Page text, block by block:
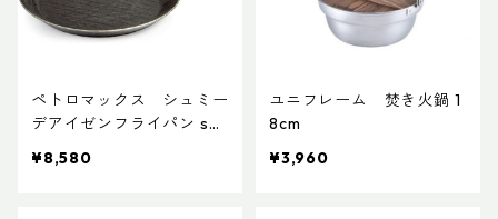
ペトロマックス シュミー
デアイゼンフライパン sp2
¥8,580
ユニフレーム 焚き火鍋 1
8cm
¥3,960